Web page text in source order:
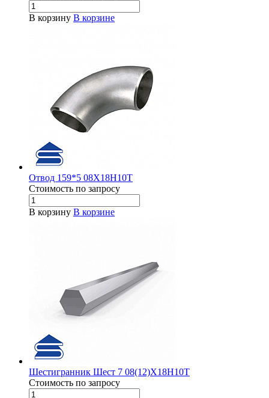
В корзину В корзине
Отвод 159*5 08Х18Н10Т
Стоимость по запросу
В корзину В корзине
Шестигранник Шест 7 08(12)Х18Н10Т
Стоимость по запросу